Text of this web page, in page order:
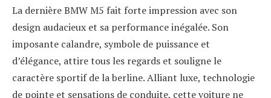
La dernière BMW M5 fait forte impression avec son
design audacieux et sa performance inégalée. Son
imposante calandre, symbole de puissance et
d’élégance, attire tous les regards et souligne le
caractère sportif de la berline. Alliant luxe, technologie
de pointe et sensations de conduite, cette voiture ne